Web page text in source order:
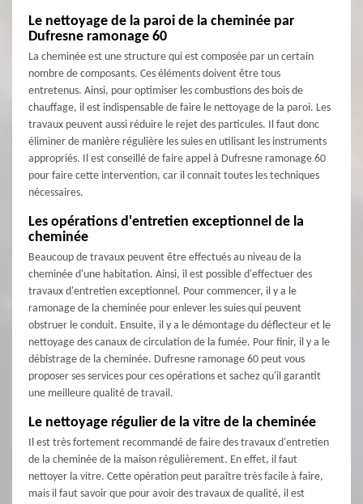
Le nettoyage de la paroi de la cheminée par
Dufresne ramonage 60
La cheminée est une structure qui est composée par un certain
nombre de composants. Ces éléments doivent être tous
entretenus. Ainsi, pour optimiser les combustions des bois de
chauffage, il est indispensable de faire le nettoyage de la paroi. Les
travaux peuvent aussi réduire le rejet des particules. Il faut donc
éliminer de manière régulière les suies en utilisant les instruments
appropriés. Il est conseillé de faire appel à Dufresne ramonage 60
pour faire cette intervention, car il connait toutes les techniques
nécessaires.
Les opérations d'entretien exceptionnel de la
cheminée
Beaucoup de travaux peuvent être effectués au niveau de la
cheminée d'une habitation. Ainsi, il est possible d'effectuer des
travaux d'entretien exceptionnel. Pour commencer, il y a le
ramonage de la cheminée pour enlever les suies qui peuvent
obstruer le conduit. Ensuite, il y a le démontage du déflecteur et le
nettoyage des canaux de circulation de la fumée. Pour finir, il y a le
débistrage de la cheminée. Dufresne ramonage 60 peut vous
proposer ses services pour ces opérations et sachez qu'il garantit
une meilleure qualité de travail.
Le nettoyage régulier de la vitre de la cheminée
Il est très fortement recommandé de faire des travaux d'entretien
de la cheminée de la maison régulièrement. En effet, il faut
nettoyer la vitre. Cette opération peut paraître très facile à faire,
mais il faut savoir que pour avoir des travaux de qualité, il est